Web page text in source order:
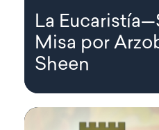
La
Misa por
Sheen